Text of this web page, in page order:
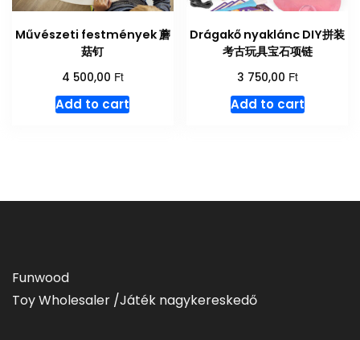
Művészeti festmények 蘑
菇钉
4 500,00 Ft
Add to cart
Drágakő nyaklánc DIY拼装
考古玩具宝石项链
3 750,00 Ft
Add to cart
Funwood
Toy Wholesaler /Játék nagykereskedő